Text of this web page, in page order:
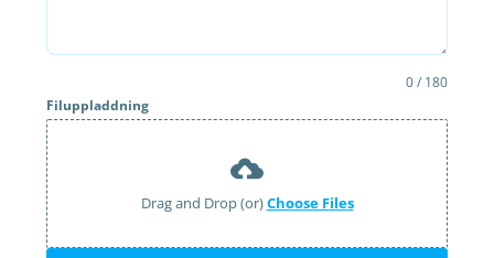
0 / 180
Filuppladdning
Drag and Drop (or)Choose Files